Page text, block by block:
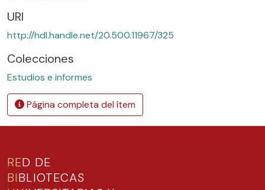
URI
http://hdl.handle.net/20.500.11967/325
Colecciones
Estudios e informes
Página completa del ítem
RED DE
BIBLIOTECAS